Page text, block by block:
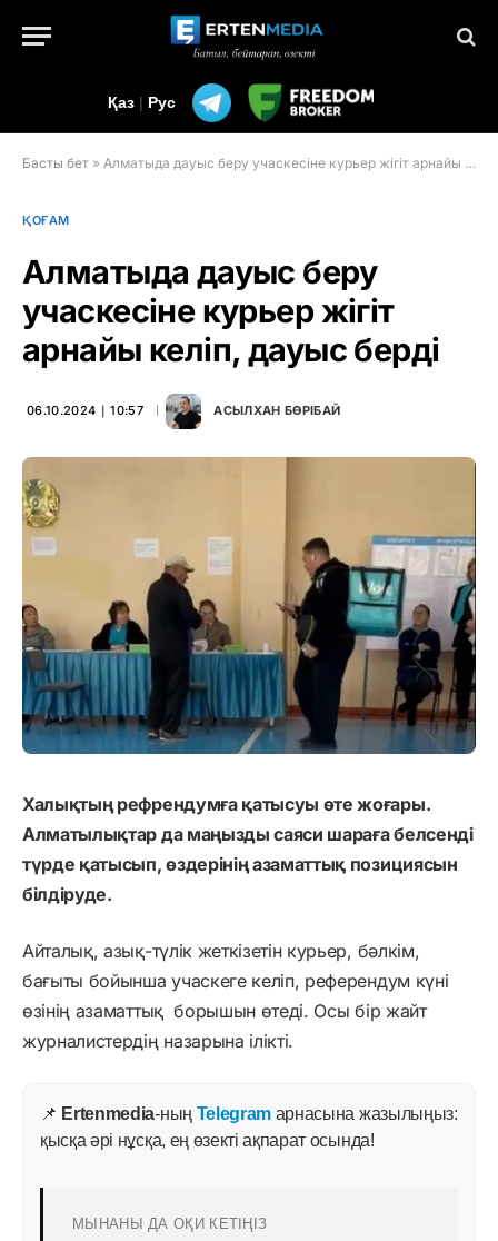
Қаз | Рус
Басты бет » Алматыда дауыс беру учаскесіне курьер жігіт арнайы келіп, дауыс берді
ҚОҒАМ
Алматыда дауыс беру
учаскесіне курьер жігіт
арнайы келіп, дауыс берді
06.10.2024 ∣ 10:57 АСЫЛХАН БӨРІБАЙ
Халықтың рефрендумға қатысуы өте жоғары.
Алматылықтар да маңызды саяси шараға белсенді
түрде қатысып, өздерінің азаматтық позициясын
білдіруде.
Айталық, азық-түлік жеткізетін курьер, бәлкім,
бағыты бойынша учаскеге келіп, референдум күні
өзінің азаматтық борышын өтеді. Осы бір жайт
журналистердің назарына ілікті.
📌 Ertenmedia-ның Telegram арнасына жазылыңыз:
қысқа әрі нұсқа, ең өзекті ақпарат осында!
МЫНАНЫ ДА ОҚИ КЕТІҢІЗ